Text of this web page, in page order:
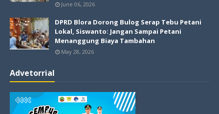
June 06, 2026
DPRD Blora Dorong Bulog Serap Tebu Petani
Lokal, Siswanto: Jangan Sampai Petani
Menanggung Biaya Tambahan
May 28, 2026
Advetorrial